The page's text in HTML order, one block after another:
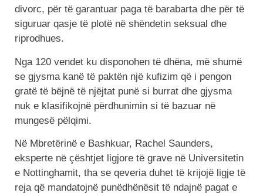
divorc, për të garantuar paga të barabarta dhe për të
siguruar qasje të plotë në shëndetin seksual dhe
riprodhues.
Nga 120 vendet ku disponohen të dhëna, më shumë
se gjysma kanë të paktën një kufizim që i pengon
gratë të bëjnë të njëjtat punë si burrat dhe gjysma
nuk e klasifikojnë përdhunimin si të bazuar në
mungesë pëlqimi.
Në Mbretërinë e Bashkuar, Rachel Saunders,
eksperte në çështjet ligjore të grave në Universitetin
e Nottinghamit, tha se qeveria duhet të krijojë ligje të
reja që mandatojnë punëdhënësit të ndajnë pagat e